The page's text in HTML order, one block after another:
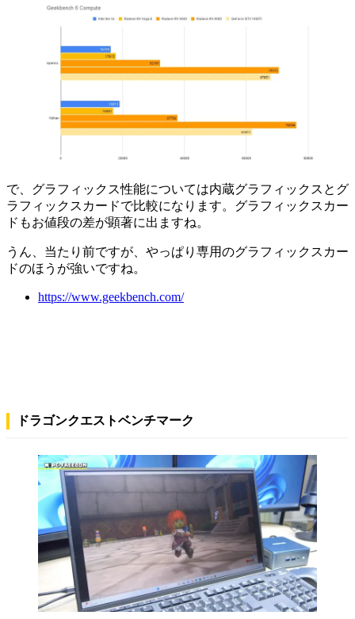
で、グラフィックス性能については内蔵グラフィックスとグ
ラフィックスカードで比較になります。グラフィックスカー
ドもお値段の差が顕著に出ますね。
うん、当たり前ですが、やっぱり専用のグラフィックスカー
ドのほうが強いですね。
https://www.geekbench.com/
ドラゴンクエストベンチマーク